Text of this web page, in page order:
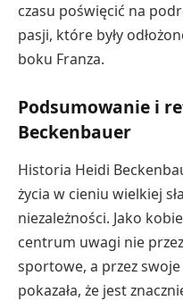
czasu poświęcić na
pasji, które były
boku Franza.
Podsumowanie i
Beckenbauer
Historia Heidi
życia w cieniu wielkiej
niezależności. Jako
centrum uwagi nie
sportowe, a przez
pokazała, że jest